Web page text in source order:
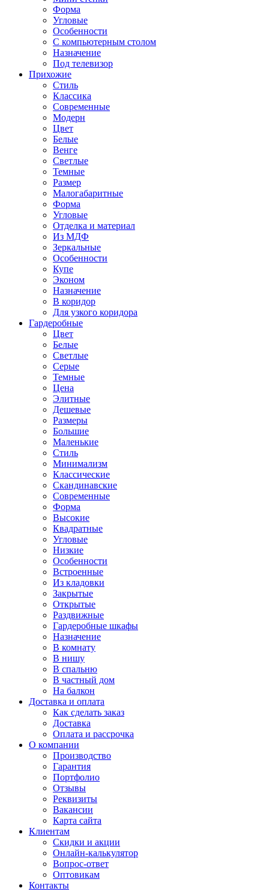
Форма
Угловые
Особенности
С компьютерным столом
Назначение
Под телевизор
Прихожие
Стиль
Классика
Современные
Модерн
Цвет
Белые
Венге
Светлые
Темные
Размер
Малогабаритные
Форма
Угловые
Отделка и материал
Из МДФ
Зеркальные
Особенности
Купе
Эконом
Назначение
В коридор
Для узкого коридора
Гардеробные
Цвет
Белые
Светлые
Серые
Темные
Цена
Элитные
Дешевые
Размеры
Большие
Маленькие
Стиль
Минимализм
Классические
Скандинавские
Современные
Форма
Высокие
Квадратные
Угловые
Низкие
Особенности
Встроенные
Из кладовки
Закрытые
Открытые
Раздвижные
Гардеробные шкафы
Назначение
В комнату
В нишу
В спальню
В частный дом
На балкон
Доставка и оплата
Как сделать заказ
Доставка
Оплата и рассрочка
О компании
Производство
Гарантия
Портфолио
Отзывы
Реквизиты
Вакансии
Карта сайта
Клиентам
Скидки и акции
Онлайн-калькулятор
Вопрос-ответ
Оптовикам
Контакты